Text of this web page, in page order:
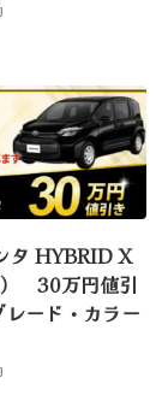
タ HYBRID X
） 30万円値引
ード・カラー